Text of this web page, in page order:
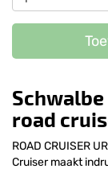
Schwalbe
road
ROAD CRUISER
Cruiser maakt